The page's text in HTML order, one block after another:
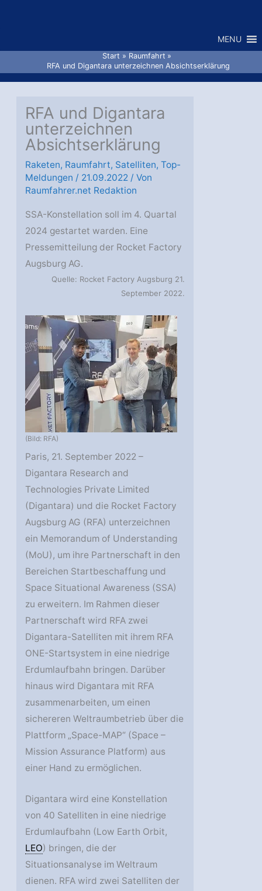
MENU
Start
Raumfahrt
RFA und Digantara unterzeichnen Absichtserklärung
RFA und Digantara
unterzeichnen
Absichtserklärung
Raketen, Raumfahrt, Satelliten,Top-
Meldungen / 21.09.2022 / Von
Raumfahrer.net Redaktion
SSA-Konstellation soll im 4. Quartal
2024 gestartet warden. Eine
Pressemitteilung der Rocket Factory
Augsburg AG.
Quelle: Rocket Factory Augsburg 21.
September 2022.
(Bild: RFA)
Paris, 21. September 2022 –
Digantara Research and
Technologies Private Limited
(Digantara) und die Rocket Factory
Augsburg AG (RFA) unterzeichnen
ein Memorandum of Understanding
(MoU), um ihre Partnerschaft in den
Bereichen Startbeschaffung und
Space Situational Awareness (SSA)
zu erweitern. Im Rahmen dieser
Partnerschaft wird RFA zwei
Digantara-Satelliten mit ihrem RFA
ONE-Startsystem in eine niedrige
Erdumlaufbahn bringen. Darüber
hinaus wird Digantara mit RFA
zusammenarbeiten, um einen
sichereren Weltraumbetrieb über die
Plattform „Space-MAP“ (Space –
Mission Assurance Platform) aus
einer Hand zu ermöglichen.
Digantara wird eine Konstellation
von 40 Satelliten in eine niedrige
Erdumlaufbahn (Low Earth Orbit,
LEO) bringen, die der
Situationsanalyse im Weltraum
dienen. RFA wird zwei Satelliten der